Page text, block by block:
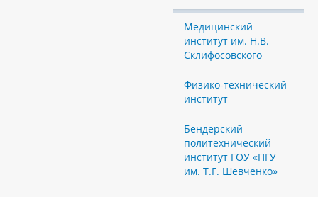
Медицинский
институт им. Н.В.
Склифосовского
Физико-технический
институт
Бендерский
политехнический
институт ГОУ «ПГУ
им. Т.Г. Шевченко»